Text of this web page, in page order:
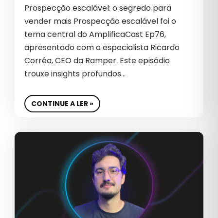
GESTÃO DE MARCA
GESTÃO DE REDES SOCIAIS
GESTÃO DE SITES
GLOBAL
GROWTH
GTM GO TO MARKET
IA
INBOUND MARKETING
INDÚSTRIA
Prospecção escalável: o segredo para
vender mais Prospecção escalável foi o
tema central do AmplificaCast Ep76,
apresentado com o especialista Ricardo
Corrêa, CEO da Ramper. Este episódio
trouxe insights profundos…
CONTINUE A LER »